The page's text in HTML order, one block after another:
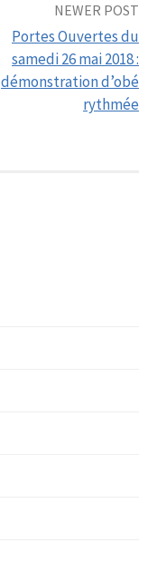
NEWER POST
Portes Ouvertes du
samedi 26 mai 2018 :
démonstration d’obé
rythmée